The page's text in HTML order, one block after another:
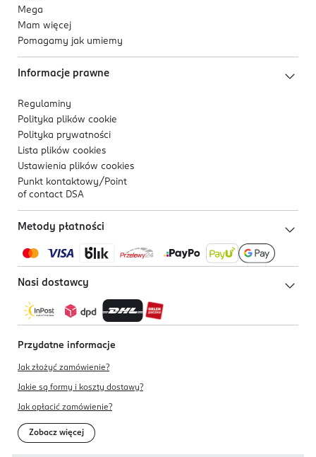
Mega
Mam więcej
Pomagamy jak umiemy
Informacje prawne
Regulaminy
Polityka plików cookie
Polityka prywatności
Lista plików cookies
Ustawienia plików cookies
Punkt kontaktowy/ Point
of contact DSA
Metody płatności
Nasi dostawcy
Przydatne informacje
Jak złożyć zamówienie?
Jakie są formy i koszty dostawy?
Jak opłacić zamówienie?
Zobacz więcej